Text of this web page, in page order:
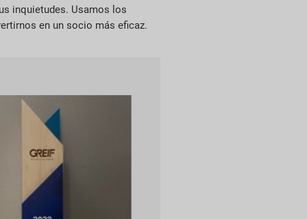
inquietudes. Usamos los
en un socio más eficaz.